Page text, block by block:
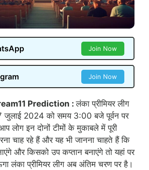
Join Now
Join Now
Prediction :लंका प्रीमियर लीग
जुलाई 2024 को समय 3:00 बजे पूर्वन पर
लोग इन दोनों टीमों के मुकाबले में पूरी
चाह रहे हैं और यह भी जानना चाहते हैं कि
और किसको उप कप्तान बनाएंगे तो यहां पर
लंका प्रीमियर लीग अब अंतिम चरण पर है।